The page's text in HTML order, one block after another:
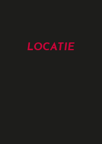
LOCATIE